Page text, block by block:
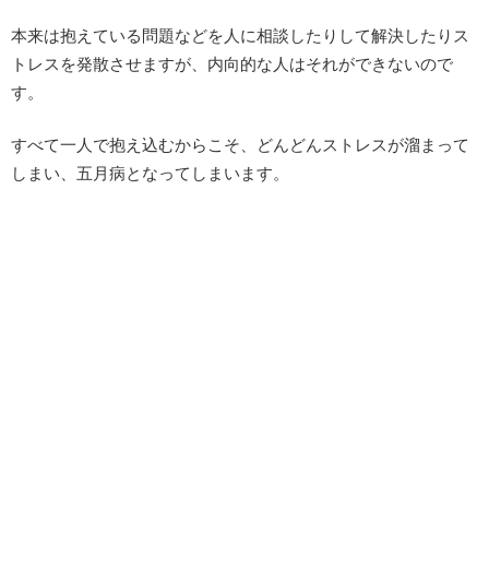
本来は抱えている問題などを人に相談したりして解決したりス
トレスを発散させますが、内向的な人はそれができないので
す。
すべて一人で抱え込むからこそ、どんどんストレスが溜まって
しまい、五月病となってしまいます。